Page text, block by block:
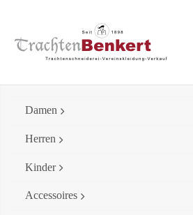
content
Damen
Herren
Kinder
Accessoires